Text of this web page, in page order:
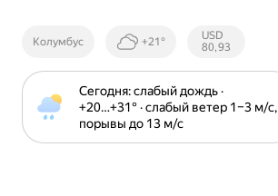
Колумбус +21°
Курсы ЦБ
РФ
USD
80,93
Сегодня: слабый дождь ·
+20⁠…⁠+31⁠° · слабый ветер 1⁠–⁠3 м⁠/⁠с,
порывы до 13 м⁠/⁠с